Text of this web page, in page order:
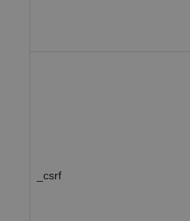
_csrf